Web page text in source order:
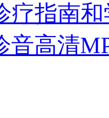
疗指南
音高清